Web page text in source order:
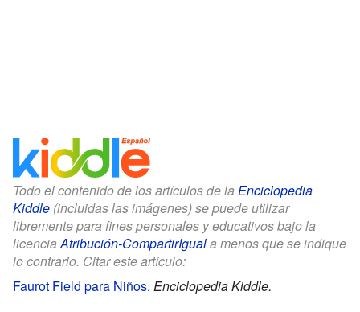
Todo el contenido de los artículos de la Enciclopedia
Kiddle (incluidas las imágenes) se puede utilizar
libremente para fines personales y educativos bajo la
licenciaAtribución-CompartirIguala menos que se indique
lo contrario. Citar este artículo:
Faurot Field para Niños. Enciclopedia Kiddle.